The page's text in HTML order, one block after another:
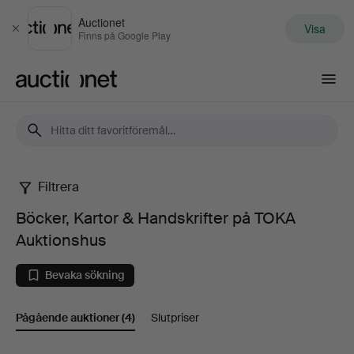
Stäng
Auctionet
Finns på Google Play Visa
Böcker,
Kartor
&
Handskrifter
Filtrera
Böcker, Kartor & Handskrifter på TOKA
Auktionshus
Bevaka sökning
Pågående auktioner(4) Slutpriser